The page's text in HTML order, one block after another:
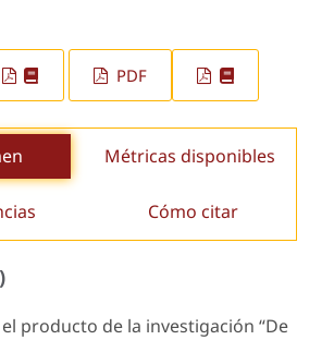
PDF
Métricas disponibles
Cómo citar
producto de la investigación “De